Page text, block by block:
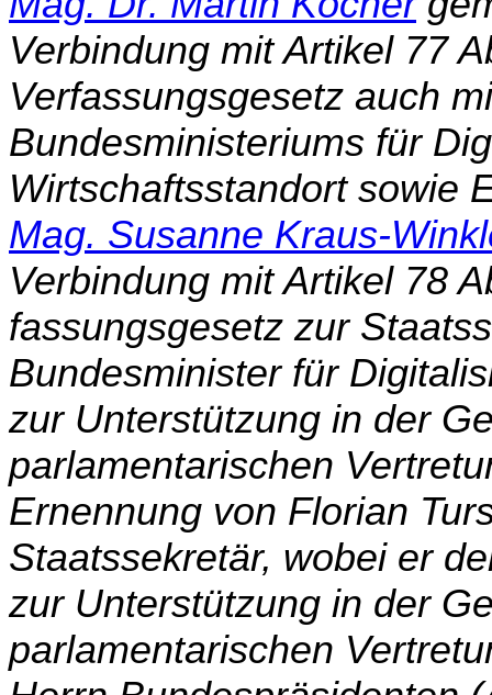
Verbindung mit Artikel 77
Verfassungsgesetz auch
Bundesministeriums für
Wirtschaftsstandort sowie
Mag. Susanne Kraus-
Verbindung mit Artikel 78
fassungsgesetz zur
Bundesminister für
zur Unterstützung in der
parlamen­tarischen
Ernennung von Florian
Staatssekretär, wobei er
zur Unterstützung in der
parlamentarischen